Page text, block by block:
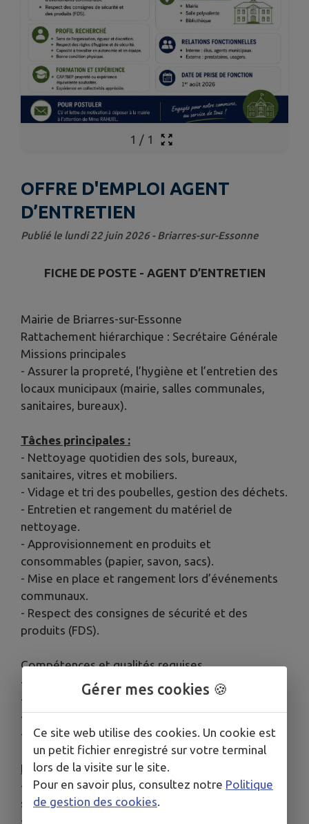
1 / 1
OFFRE D'EMPLOI AGENT
D’ENTRETIEN
Publié le lundi 22 juin 2026 - Briarres-sur-Essonne
FICHE DE POSTE - AGENT D’ENTRETIEN
Mairie de Briarres-sur-Essonne
Rattachement hiérarchique : Secrétaire Générale
Missions principales
- Assurer la propreté, l’hygiène et l’entretien des
locaux municipaux (mairie, salles communales,
sanitaires, bureaux).
Tâches principales :
- Nettoyage quotidien des sols, bureaux,
sanitaires, vitres et mobiliers.
- Vidage et tri des poubelles, gestion des déchets.
- Entretien et rangement du matériel de
nettoyage.
- Approvisionnement en produits et
consommables (papier, savon, sacs).
- Mise en place et rangement lors d’événements
communaux.
- Respect des consignes de sécurité et des
produits (FDS).
Compétences et qualités requises
- Sens de l’organisation, rigueur et discrétion.
- Respect des règles d’hygiène et de sécurité.
- Capacité à travailler en autonomie et en équipe.
- Bonne condition physique.
Formation et expérience:
- CAP/BEP propreté ou expérience équivalente
souhaitée.
- Expérience en collectivités appréciée.
Gérer mes cookies 🍪
Ce site web utilise des cookies. Un cookie est
un petit fichier enregistré sur votre terminal
lors de la visite sur le site.
Pour en savoir plus, consultez notre Politique
de gestion des cookies